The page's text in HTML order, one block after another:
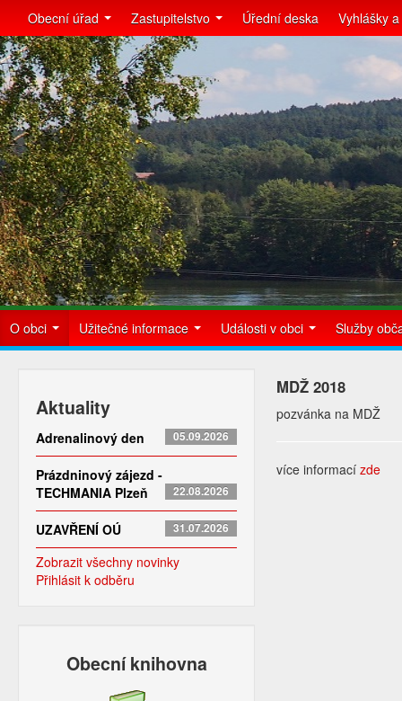
Obecní úřad Zastupitelstvo Úřední deska Vyhlášky
O obci Užitečné informace Události v obci Služby
Aktuality
Adrenalinový den 05.09.2026
Prázdninový zájezd -
TECHMANIA Plzeň
22.08.2026
UZAVŘENÍ OÚ 31.07.2026
Zobrazit všechny novinky
Přihlásit k odběru
Obecní knihovna
MDŽ 2018
pozvánka na MDŽ
více informacízde